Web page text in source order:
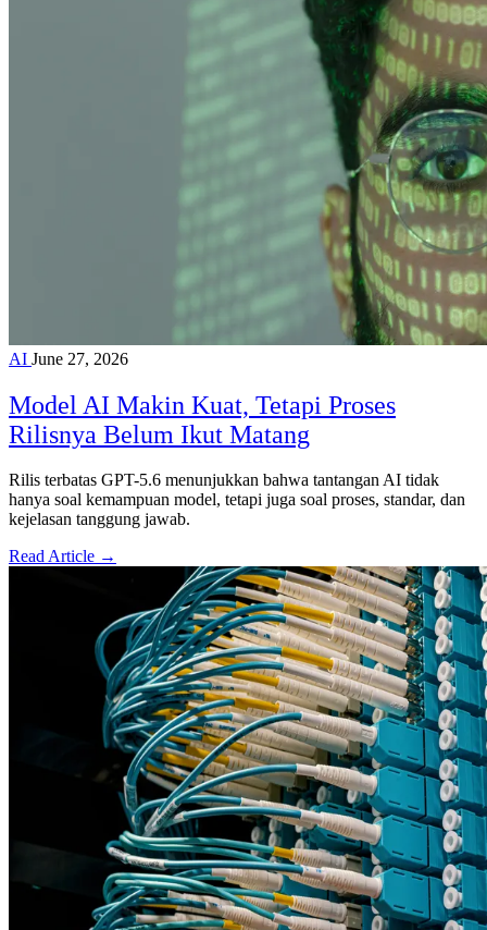
AI June 27, 2026
Model AI Makin Kuat, Tetapi Proses
Rilisnya Belum Ikut Matang
Rilis terbatas GPT-5.6 menunjukkan bahwa tantangan AI tidak
hanya soal kemampuan model, tetapi juga soal proses, standar, dan
kejelasan tanggung jawab.
Read Article →